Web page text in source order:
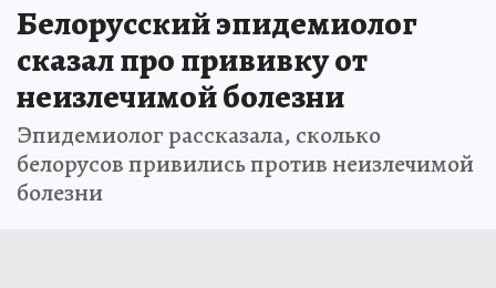
Белорусский эпидемиолог
сказал про прививку от
неизлечимой болезни
Эпидемиолог рассказала, сколько
белорусов привились против неизлечимой
болезни